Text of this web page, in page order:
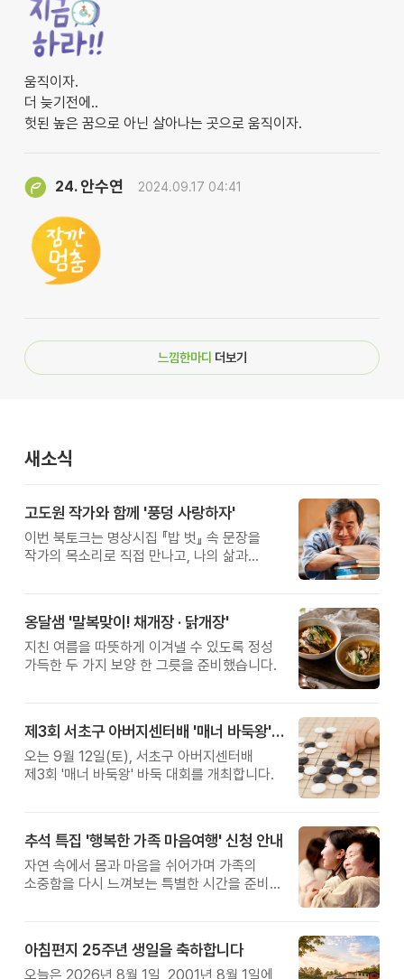
움직이자.
더 늦기전에..
헛된 높은 꿈으로 아닌 살아나는 곳으로 움직이자.
24.안수연 2024.09.17 04:41
느낌한마디 더보기
새소식
고도원 작가와 함께 '풍덩 사랑하자'
이번 북토크는 명상시집 『밥 벗』 속 문장을
작가의 목소리로 직접 만나고, 나의 삶과
옹달샘 '말복맞이! 채개장 · 닭개장'
지친 여름을 따뜻하게 이겨낼 수 있도록 정성
가득한 두 가지 보양 한 그릇을 준비했습니다.
제3회 서초구 아버지센터배 '매너 바둑왕' 대회
오는 9월 12일(토), 서초구 아버지센터배
제3회 '매너 바둑왕' 바둑 대회를 개최합니다.
추석 특집 '행복한 가족 마음여행' 신청 안내
자연 속에서 몸과 마음을 쉬어가며 가족의
소중함을 다시 느껴보는 특별한 시간을 준비해
아침편지 25주년 생일을 축하합니다
오늘은 2026년 8월 1일, 2001년 8월 1일에